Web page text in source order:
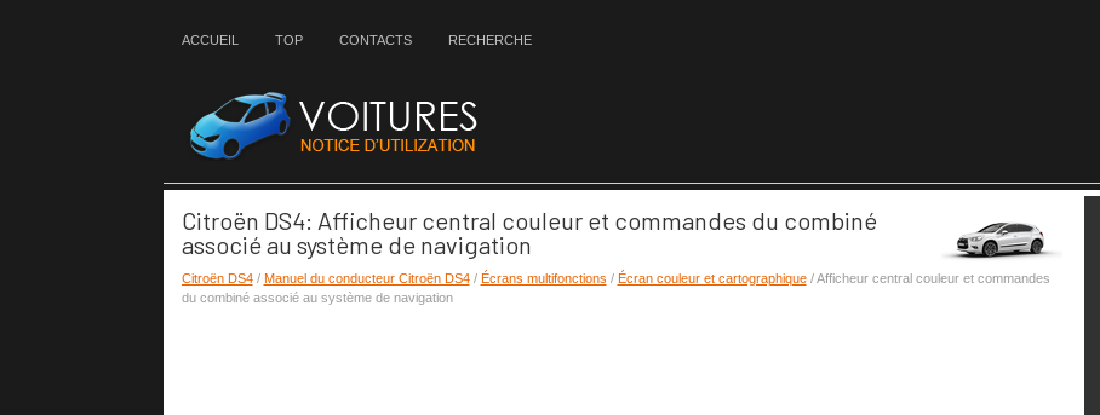
ACCUEIL TOP CONTACTS RECHERCHE
Citroën DS4: Afficheur central couleur et commandes du combiné
associé au système de navigation
Citroën DS4/ Manuel du conducteur Citroën DS4/ Écrans multifonctions / Écran couleur et cartographique/ Afficheur central couleur et commandes
du combiné associé au système de navigation